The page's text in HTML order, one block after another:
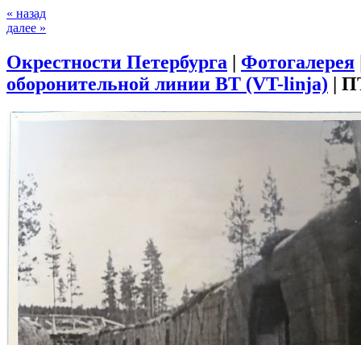
« назад
далее »
Окрестности Петербурга | Фотогалерея
оборонительной линии ВТ (VT-linja) |